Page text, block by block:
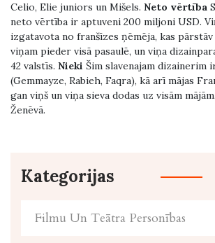
Celio, Elie juniors un Mišels. Neto vērtība
neto vērtība ir aptuveni 200 miljoni USD.
izgatavota no franšīzes ņēmēja, kas
viņam pieder visā pasaulē, un viņa
42 valstīs. Nieki Šim slavenajam dizainerim
(Gemmayze, Rabieh, Faqra), kā arī mājas
gan viņš un viņa sieva dodas uz visām
Ženēvā.
Kategorijas
Filmu Un Teātra Personības